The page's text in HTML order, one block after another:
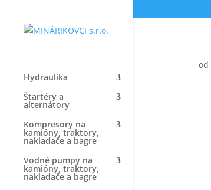
Hydraulika
Štartéry a
alternátory
Kompresory na
kamióny, traktory,
nakladače a bagre
Vodné pumpy na
kamióny, traktory,
nakladače a bagre
od